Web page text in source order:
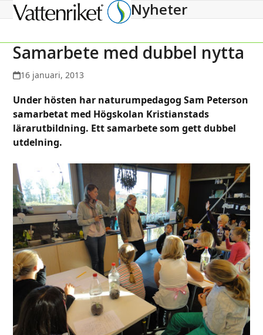
Open
menu
Close
menu
Nyheter
Samarbete med dubbel nytta
16 januari, 2013
Under hösten har naturumpedagog Sam Peterson
samarbetat med Högskolan Kristianstads
lärarutbildning. Ett samarbete som gett dubbel
utdelning.